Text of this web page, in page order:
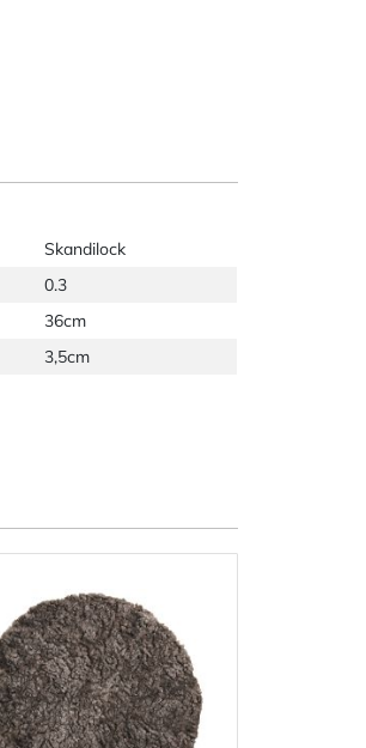
Skandilock
0.3
36cm
3,5cm